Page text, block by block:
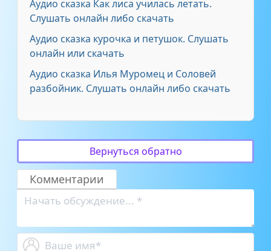
Аудио сказка Как лиса училась летать.
Слушать онлайн либо скачать
Аудио сказка курочка и петушок. Слушать
онлайн или скачать
Аудио сказка Илья Муромец и Соловей
разбойник. Слушать онлайн либо скачать
Вернуться обратно
Комментарии